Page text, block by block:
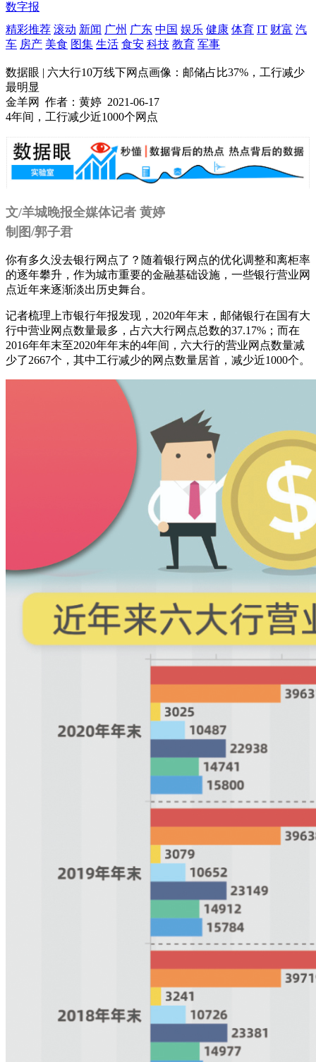
数字报
精彩推荐 滚动 新闻 广州 广东 中国 娱乐 健康 体育 IT 财富 汽
车 房产 美食 图集 生活 食安 科技 教育 军事
数据眼 | 六大行10万线下网点画像：邮储占比37%，工行减少
最明显
金羊网
作者：黄婷 2021-06-17
4年间，工行减少近1000个网点
文/羊城晚报全媒体记者 黄婷
制图/郭子君
你有多久没去银行网点了？随着银行网点的优化调整和离柜率
的逐年攀升，作为城市重要的金融基础设施，一些银行营业网
点近年来逐渐淡出历史舞台。
记者梳理上市银行年报发现，2020年年末，邮储银行在国有大
行中营业网点数量最多，占六大行网点总数的37.17%；而在
2016年年末至2020年年末的4年间，六大行的营业网点数量减
少了2667个，其中工行减少的网点数量居首，减少近1000个。